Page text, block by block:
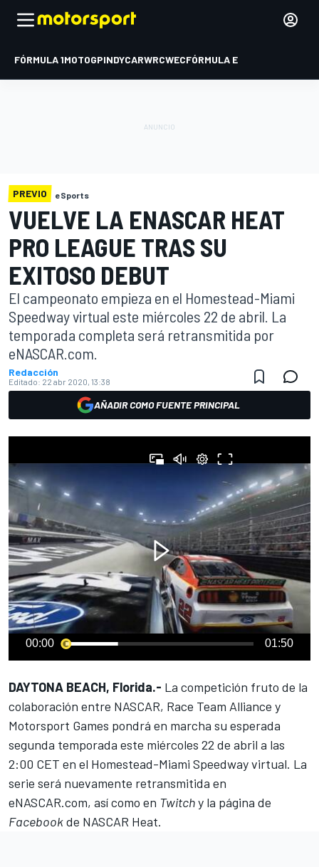
FÓRMULA 1MOTOGPINDYCARWRCWECFÓRMULA E
PREVIO eSports
VUELVE LA ENASCAR HEAT
PRO LEAGUE TRAS SU
EXITOSO DEBUT
El campeonato empieza en el Homestead-Miami
Speedway virtual este miércoles 22 de abril. La
temporada completa será retransmitida por
eNASCAR.com.
Redacción
Editado: 22 abr 2020, 13:38
AÑADIR COMO FUENTE PRINCIPAL
00:00 01:50
DAYTONA BEACH, Florida.- La competición fruto de la
colaboración entre NASCAR, Race Team Alliance y
Motorsport Games pondrá en marcha su esperada
segunda temporada este miércoles 22 de abril a las
2:00 CET en el Homestead-Miami Speedway virtual. La
serie será nuevamente retransmitida en
eNASCAR.com, así como en Twitchy la página de
Facebookde NASCAR Heat.